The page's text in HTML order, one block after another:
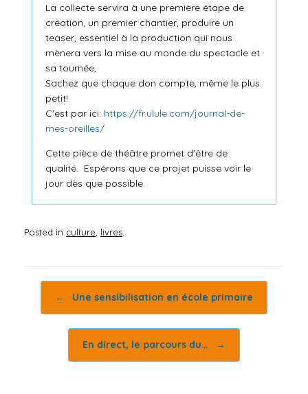
La collecte servira à une première étape de
création, un premier chantier, produire un
teaser, essentiel à la production qui nous
mènera vers la mise au monde du spectacle et
sa tournée,
Sachez que chaque don compte, même le plus
petit!
C'est par ici: https://fr.ulule.com/journal-de-
mes-oreilles/
Cette pièce de théâtre promet d'être de
qualité. Espérons que ce projet puisse voir le
jour dès que possible.
Posted in culture livres
← Une sensibilisation en école primaire
En direct, le parcours du… →